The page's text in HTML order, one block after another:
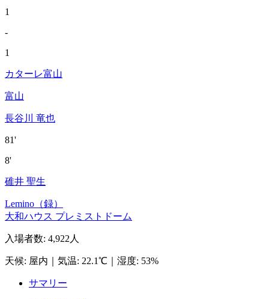
1
-
1
カターレ富山
富山
長谷川 竜也
81'
8'
碓井 聖生
Lemino（録）
大和ハウス プレミストドーム
入場者数: 4,922人
天候: 屋内 気温: 22.1℃ 湿度: 53%
サマリー